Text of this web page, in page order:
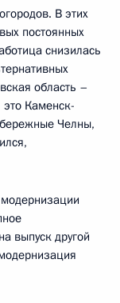
В этих
постоянных
снизилась
область –
Каменск-
Челны,
выпуск другой